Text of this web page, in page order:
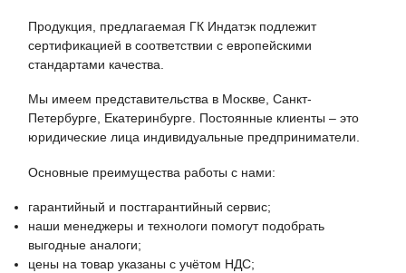
Продукция, предлагаемая ГК Индатэк подлежит
сертификацией в соответствии с европейскими
стандартами качества.
Мы имеем представительства в Москве, Санкт-
Петербурге, Екатеринбурге. Постоянные клиенты – это
юридические лица индивидуальные предприниматели.
Основные преимущества работы с нами:
гарантийный и постгарантийный сервис;
наши менеджеры и технологи помогут подобрать
выгодные аналоги;
цены на товар указаны с учётом НДС;